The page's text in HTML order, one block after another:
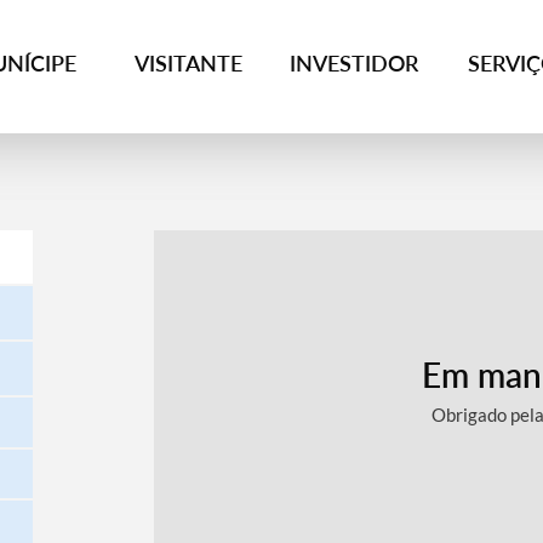
VISITANTE INVESTIDOR
Em
Obrigado